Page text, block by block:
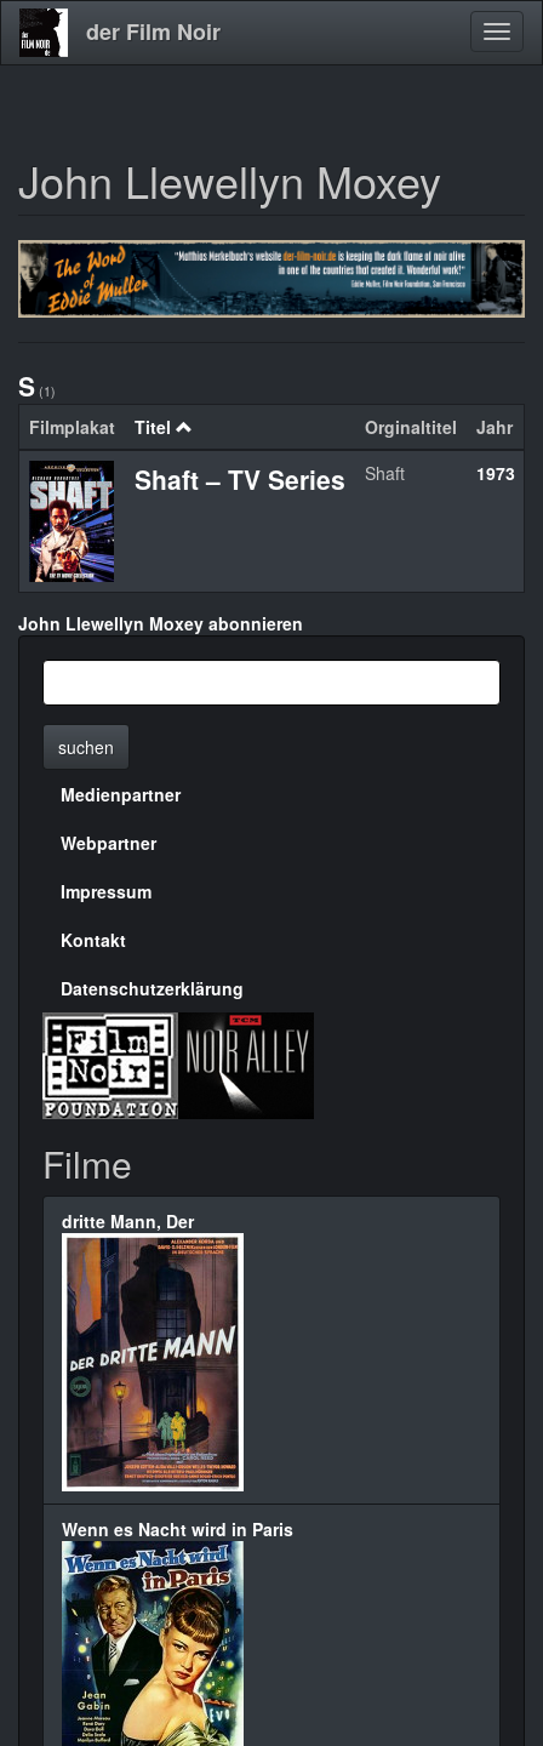
Direkt
zum
der Film Noir
John Llewellyn Moxey
S (1)
Filmplakat Titel Orginaltitel Jahr
Shaft – TV Series Shaft 1973
John Llewellyn Moxey abonnieren
suchen
Menülinks
rechte
Seite
Medienpartner
Webpartner
Impressum
Kontakt
Datenschutzerklärung
Filme
dritte Mann, Der
Wenn es Nacht wird in Paris